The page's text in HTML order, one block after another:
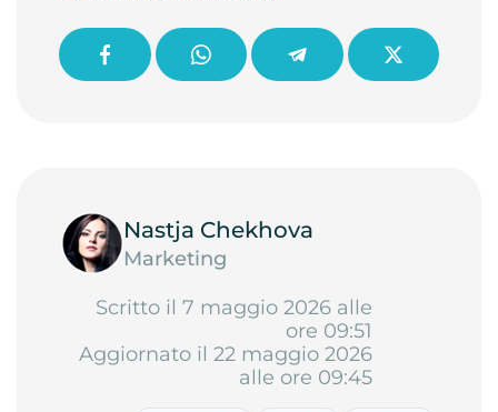
Nastja Chekhova
Marketing
Scritto il 7 maggio 2026 alle
ore 09:51
Aggiornato il 22 maggio 2026
alle ore 09:45